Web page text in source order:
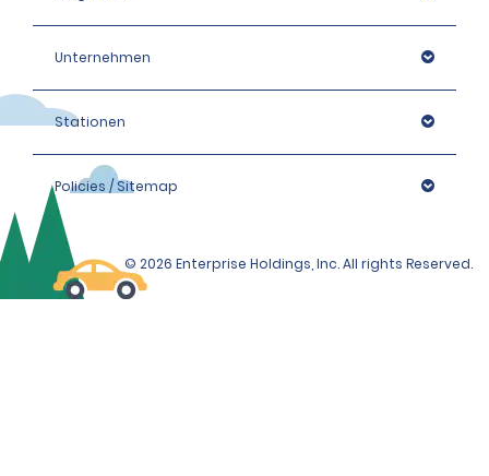
Unternehmen
Stationen
Policies / Sitemap
© 2026 Enterprise Holdings, Inc. All rights Reserved.